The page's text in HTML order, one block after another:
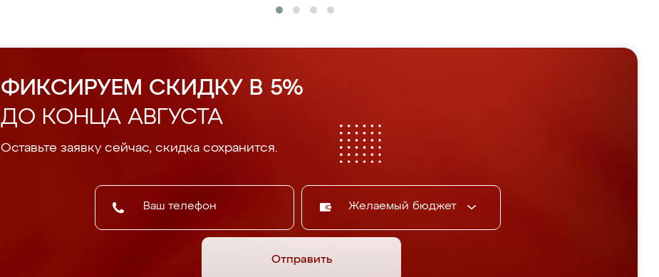
ФИКСИРУЕМ СКИДКУ В 5%
ДО КОНЦА АВГУСТА
Оставьте заявку сейчас, скидка сохранится.
Желаемый бюджет
Отправить